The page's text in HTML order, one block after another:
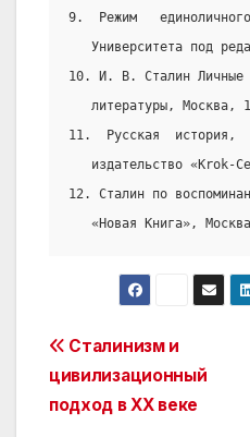
9.  Режим
Университета под
10. И. В. Сталин Личные
литературы, Москва,
11.  Русская  история,
издательство «Krok-
12. Сталин по
«Новая Книга»,
Post
navigation
Сталинизм и
цивилизационный
подход в ХХ веке